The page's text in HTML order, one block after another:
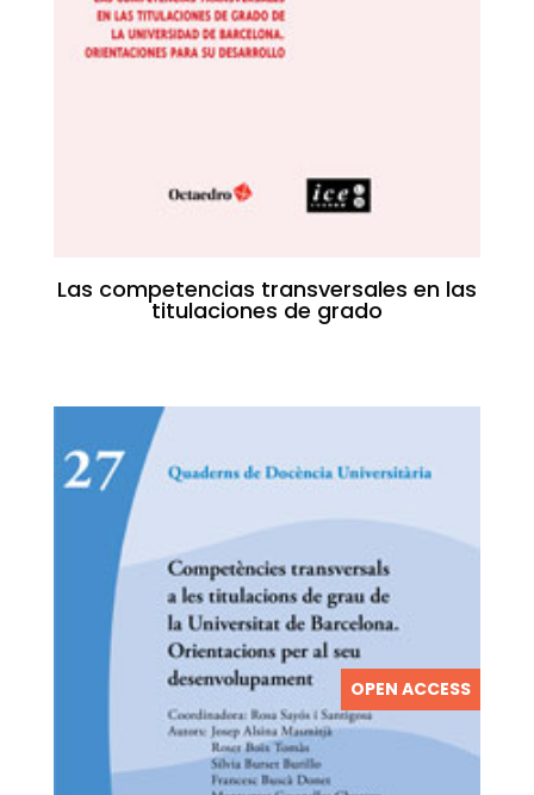
Las competencias transversales en las
titulaciones de grado
OPEN ACCESS